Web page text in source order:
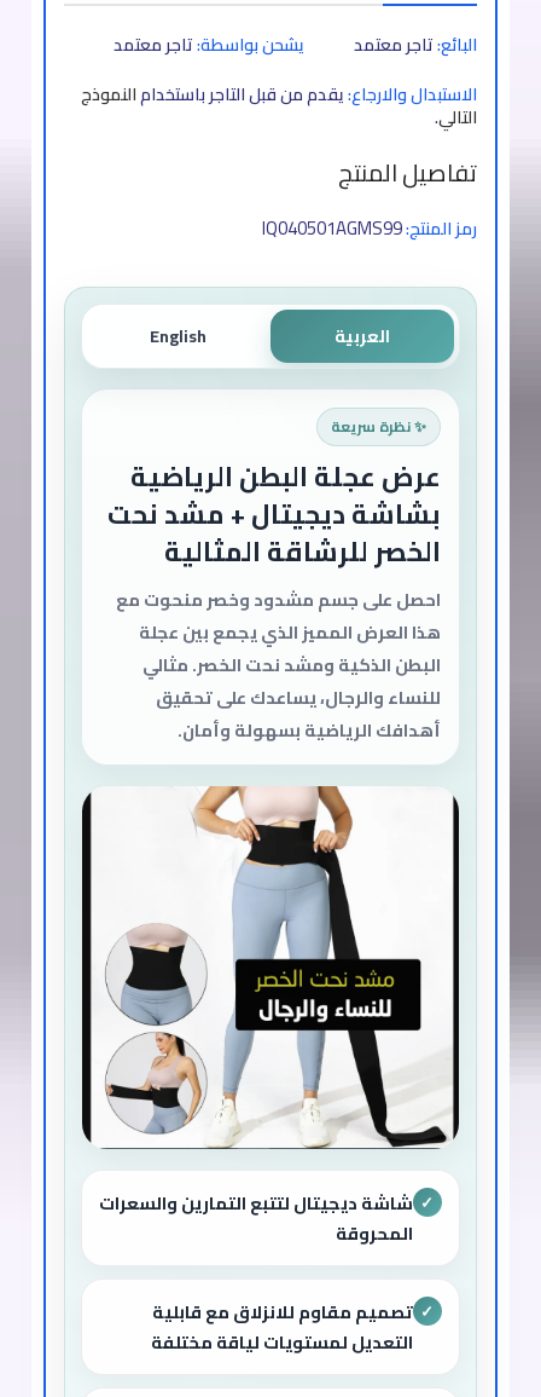
البائع:تاجر معتمد يشحن بواسطة:تاجر معتمد
الاستبدال والارجاع:يقدم من قبل التاجر باستخدامالنموذج
التالي.
تفاصيل المنتج
رمز المنتج:IQ040501AGMS99
العربية English
✨ نظرة سريعة
عرض عجلة البطن الرياضية
بشاشة ديجيتال + مشد نحت
الخصر للرشاقة المثالية
احصل على جسم مشدود وخصر منحوت مع
هذا العرض المميز الذي يجمع بين عجلة
البطن الذكية ومشد نحت الخصر. مثالي
للنساء والرجال، يساعدك على تحقيق
أهدافك الرياضية بسهولة وأمان.
✓ شاشة ديجيتال لتتبع التمارين والسعرات
المحروقة
✓ تصميم مقاوم للانزلاق مع قابلية
التعديل لمستويات لياقة مختلفة